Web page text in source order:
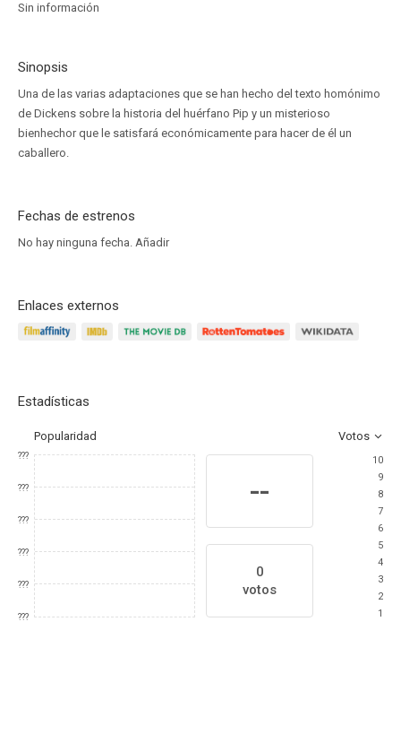
Sin información
Sinopsis
Una de las varias adaptaciones que se han hecho del texto homónimo
de Dickens sobre la historia del huérfano Pip y un misterioso
bienhechor que le satisfará económicamente para hacer de él un
caballero.
Fechas de estrenos
No hay ninguna fecha. Añadir
Enlaces externos
Estadísticas
Popularidad Votos
???
???
???
???
???
???
--
0
votos
10
9
8
7
6
5
4
3
2
1